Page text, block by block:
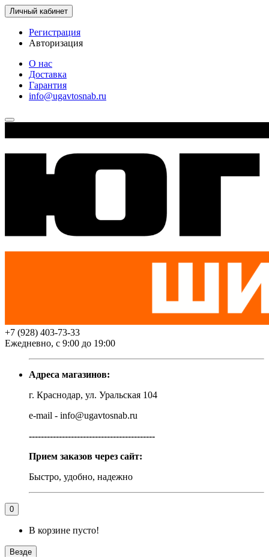
Личный кабинет
Регистрация
Авторизация
О нас
Доставка
Гарантия
info@ugavtosnab.ru
+7 (928) 403-73-33
Ежедневно, с 9:00 до 19:00
Адреса магазинов:
г. Краснодар, ул. Уральская 104
e-mail - info@ugavtosnab.ru
------------------------------------------
Прием заказов через сайт:
Быстро, удобно, надежно
0
В корзине пусто!
Везде